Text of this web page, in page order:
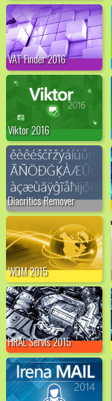
VAT Finder 2016
Viktor 2016
Diacritics Remover
WDM 2015
HRAL Servis 2015